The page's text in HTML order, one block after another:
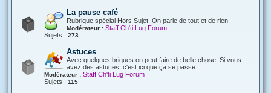
La pause café
Rubrique spécial Hors Sujet. On parle de tout et de rien.
Modérateur : Staff Ch'ti Lug Forum
Sujets : 273
Astuces
Avec quelques briques on peut faire de belle chose. Si vous
avez des astuces, c'est ici que ça se passe.
Modérateur : Staff Ch'ti Lug Forum
Sujets : 115